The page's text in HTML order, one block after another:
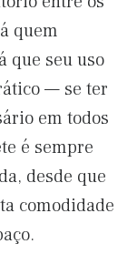
quem
que seu uso
— se ter
em todos
é sempre
desde que
comodidade